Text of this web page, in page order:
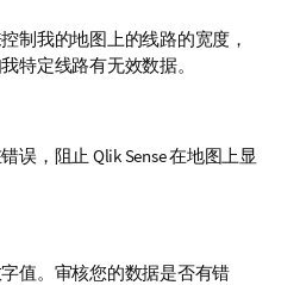
制我的地图上的线路的宽度，
特定线路有无效数据。
误，阻止 Qlik Sense在地图上显
值。审核您的数据是否有错